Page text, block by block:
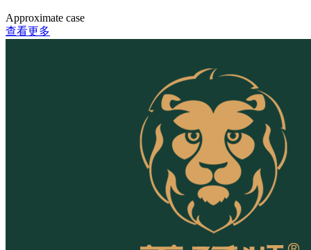
Approximate case
查看更多